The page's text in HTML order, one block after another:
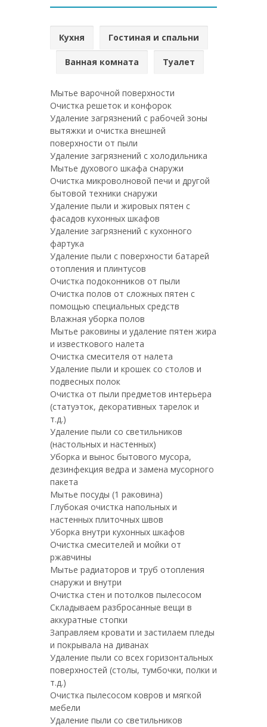
Кухня Гостиная и спальни
Ванная комната Туалет
Мытье варочной поверхности
Очистка решеток и конфорок
Удаление загрязнений с рабочей зоны
вытяжки и очистка внешней
поверхности от пыли
Удаление загрязнений с холодильника
Мытье духового шкафа снаружи
Очистка микроволновой печи и другой
бытовой техники снаружи
Удаление пыли и жировых пятен с
фасадов кухонных шкафов
Удаление загрязнений с кухонного
фартука
Удаление пыли с поверхности батарей
отопления и плинтусов
Очистка подоконников от пыли
Очистка полов от сложных пятен с
помощью специальных средств
Влажная уборка полов
Мытье раковины и удаление пятен жира
и известкового налета
Очистка смесителя от налета
Удаление пыли и крошек со столов и
подвесных полок
Очистка от пыли предметов интерьера
(статуэток, декоративных тарелок и
т.д.)
Удаление пыли со светильников
(настольных и настенных)
Уборка и вынос бытового мусора,
дезинфекция ведра и замена мусорного
пакета
Мытье посуды (1 раковина)
Глубокая очистка напольных и
настенных плиточных швов
Уборка внутри кухонных шкафов
Очистка смесителей и мойки от
ржавчины
Мытье радиаторов и труб отопления
снаружи и внутри
Очистка стен и потолков пылесосом
Складываем разбросанные вещи в
аккуратные стопки
Заправляем кровати и застилаем пледы
и покрывала на диванах
Удаление пыли со всех горизонтальных
поверхностей (столы, тумбочки, полки и
т.д.)
Очистка пылесосом ковров и мягкой
мебели
Удаление пыли со светильников